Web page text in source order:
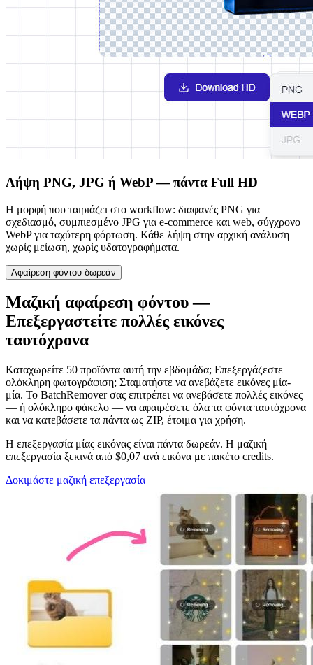
Λήψη PNG, JPG ή WebP — πάντα Full HD
Η μορφή που ταιριάζει στο workflow: διαφανές PNG για
σχεδιασμό, συμπιεσμένο JPG για e-commerce και web, σύγχρονο
WebP για ταχύτερη φόρτωση. Κάθε λήψη στην αρχική ανάλυση —
χωρίς μείωση, χωρίς υδατογραφήματα.
Αφαίρεση φόντου δωρεάν
Μαζική αφαίρεση φόντου —
Επεξεργαστείτε πολλές εικόνες
ταυτόχρονα
Καταχωρείτε 50 προϊόντα αυτή την εβδομάδα; Επεξεργάζεστε
ολόκληρη φωτογράφιση; Σταματήστε να ανεβάζετε εικόνες μία-
μία. Το BatchRemover σας επιτρέπει να ανεβάσετε πολλές εικόνες
— ή ολόκληρο φάκελο — να αφαιρέσετε όλα τα φόντα ταυτόχρονα
και να κατεβάσετε τα πάντα ως ZIP, έτοιμα για χρήση.
Η επεξεργασία μίας εικόνας είναι πάντα δωρεάν. Η μαζική
επεξεργασία ξεκινά από $0,07 ανά εικόνα με πακέτο credits.
Δοκιμάστε μαζική επεξεργασία